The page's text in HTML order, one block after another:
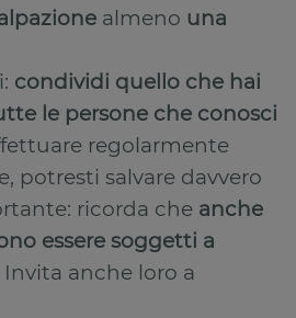
almeno una
condividi quello che hai
le persone che conosci
regolarmente
potresti salvare davvero
ricorda che anche
essere soggetti a
Invita anche loro a